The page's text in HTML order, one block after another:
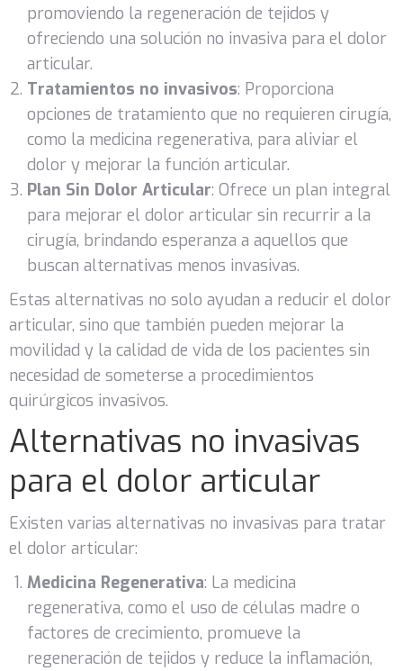
promoviendo la regeneración de tejidos y
ofreciendo una solución no invasiva para el dolor
articular.
Tratamientos no invasivos: Proporciona
opciones de tratamiento que no requieren cirugía,
como la medicina regenerativa, para aliviar el
dolor y mejorar la función articular.
Plan Sin Dolor Articular: Ofrece un plan integral
para mejorar el dolor articular sin recurrir a la
cirugía, brindando esperanza a aquellos que
buscan alternativas menos invasivas.
Estas alternativas no solo ayudan a reducir el dolor
articular, sino que también pueden mejorar la
movilidad y la calidad de vida de los pacientes sin
necesidad de someterse a procedimientos
quirúrgicos invasivos.
Alternativas no invasivas
para el dolor articular
Existen varias alternativas no invasivas para tratar
el dolor articular:
Medicina Regenerativa: La medicina
regenerativa, como el uso de células madre o
factores de crecimiento, promueve la
regeneración de tejidos y reduce la inflamación,